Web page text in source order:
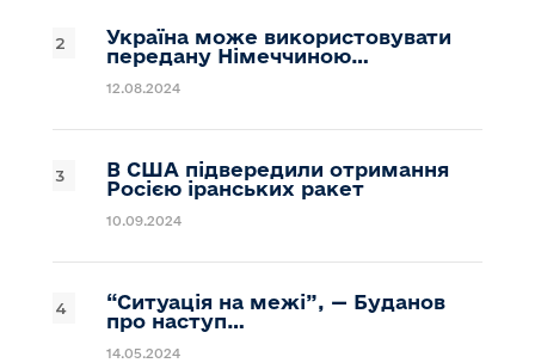
Україна може використовувати
передану Німеччиною…
12.08.2024
В США підвередили отримання
Росією іранських ракет
10.09.2024
“Ситуація на межі”, — Буданов
про наступ…
14.05.2024